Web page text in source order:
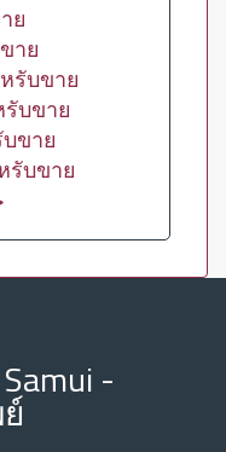
ย
าย
รับขาย
บขาย
ขาย
รับขาย
-